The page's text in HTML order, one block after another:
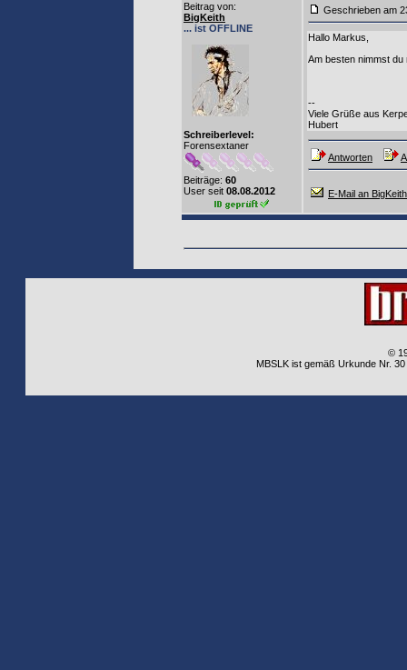
Beitrag von:
BigKeith
... ist OFFLINE
Schreiberlevel:
Forensextaner
Beiträge: 60
User seit 08.08.2012
Geschrieben am
Hallo Markus,
Am besten nimmst du
--
Viele Grüße aus
Hubert
Antworten
E-Mail an BigKeith
©
MBSLK ist gemäß Urkunde Nr.